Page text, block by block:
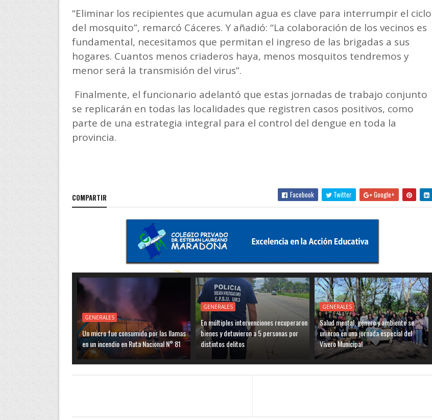
“Eliminar los recipientes que acumulan agua es clave para interrumpir el ciclo
del mosquito”, remarcó Cáceres. Y añadió: “La colaboración de los vecinos es
fundamental, necesitamos que permitan el ingreso de las brigadas a sus
hogares. Cuantos menos criaderos haya, menos mosquitos tendremos y
menor será la transmisión del virus”.
Finalmente, el funcionario adelantó que estas jornadas de trabajo conjunto
se replicarán en todas las localidades que registren casos positivos, como
parte de una estrategia integral para el control del dengue en toda la
provincia.
COMPARTIR Facebook Twitter Google+
GENERALES
Un micro fue consumido por las llamas
en un incendio en Ruta Nacional N° 81
GENERALES
En múltiples intervenciones recuperaron
bienes y detuvieron a 5 personas por
distintos delitos
GENERALES
Salud mental, género y ambiente se
unieron en una jornada especial del
Vivero Municipal